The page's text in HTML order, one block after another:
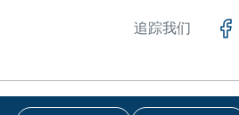
追踪我们
版权。 免责声明私隐政策COOKIE政策